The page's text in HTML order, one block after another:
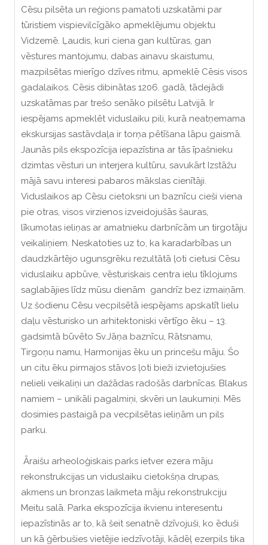
Cēsu pilsēta un reģions pamatoti uzskatāmi par
tūristiem vispievilcīgāko apmeklējumu objektu
Vidzemē. Ļaudis, kuri ciena gan kultūras, gan
vēstures mantojumu, dabas ainavu skaistumu,
mazpilsētas mierīgo dzīves ritmu, apmeklē Cēsis visos
gadalaikos. Cēsis dibinātas 1206. gadā, tādejādi
uzskatāmas par trešo senāko pilsētu Latvijā. Ir
iespējams apmeklēt viduslaiku pili, kurā neatņemama
ekskursijas sastāvdaļa ir torņa pētīšana lāpu gaismā.
Jaunās pils ekspozīcija iepazīstina ar tās īpašnieku
dzimtas vēsturi un interjera kultūru, savukārt Izstāžu
mājā savu interesi pabaros mākslas cienītāji.
Viduslaikos ap Cēsu cietoksni un baznīcu cieši viena
pie otras, visos virzienos izveidojušās šauras,
līkumotas ieliņas ar amatnieku darbnīcām un tirgotāju
veikaliņiem. Neskatoties uz to, ka karadarbības un
daudzkārtējo ugunsgrēku rezultātā ļoti cietusi Cēsu
viduslaiku apbūve, vēsturiskais centra ielu tīklojums
saglabājies līdz mūsu dienām gandrīz bez izmaiņām.
Uz šodienu Cēsu vecpilsētā iespējams apskatīt lielu
daļu vēsturisko un arhitektoniski vērtīgo ēku – 13.
gadsimtā būvēto Sv.Jāņa baznīcu, Rātsnamu,
Tirgoņu namu, Harmonijas ēku un princešu māju. Šo
un citu ēku pirmajos stāvos ļoti bieži izvietojušies
nelieli veikaliņi un dažādas radošās darbnīcas. Blakus
namiem – unikāli pagalmiņi, skvēri un laukumiņi. Mēs
dosimies pastaigā pa vecpilsētas ieliņām un pils
parku.
Āraišu arheoloģiskais parks ietver ezera māju
rekonstrukcijas un viduslaiku cietokšņa drupas,
akmens un bronzas laikmeta māju rekonstrukciju
Meitu salā. Parka ekspozīcija ikvienu interesentu
iepazīstinās ar to, kā šeit senatnē dzīvojuši, ko ēduši
un kā ģērbušies vietējie iedzīvotāji, kādēļ ezerpils tika